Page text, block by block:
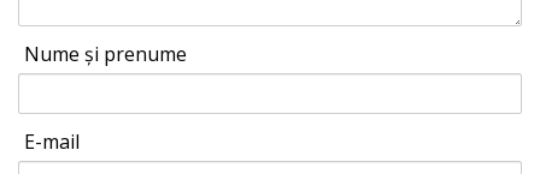
Nume și prenume
E-mail